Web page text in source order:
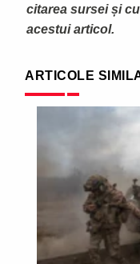
citarea sursei și
acestui articol.
ARTICOLE